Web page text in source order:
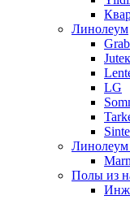
Линолеум
LG
Линолеум
Полы из